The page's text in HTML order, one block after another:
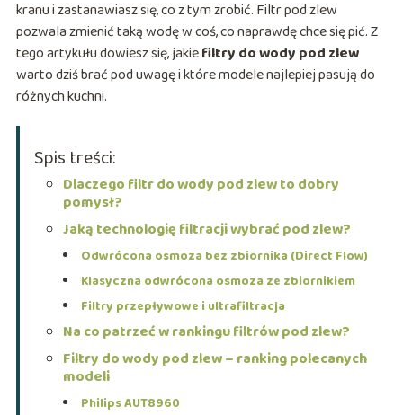
kranu i zastanawiasz się, co z tym zrobić. Filtr pod zlew
pozwala zmienić taką wodę w coś, co naprawdę chce się pić. Z
tego artykułu dowiesz się, jakiefiltry do wody pod zlew
warto dziś brać pod uwagę i które modele najlepiej pasują do
różnych kuchni.
Spis treści:
Dlaczego filtr do wody pod zlew to dobry
pomysł?
Jaką technologię filtracji wybrać pod zlew?
Odwrócona osmoza bez zbiornika (Direct Flow)
Klasyczna odwrócona osmoza ze zbiornikiem
Filtry przepływowe i ultrafiltracja
Na co patrzeć w rankingu filtrów pod zlew?
Filtry do wody pod zlew – ranking polecanych
modeli
Philips AUT8960